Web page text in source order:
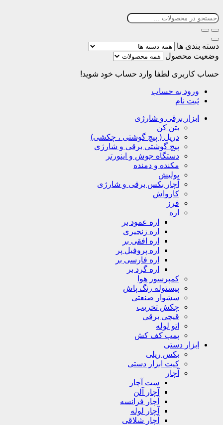
دسته بندی ها
وضعیت محصول
حساب کاربری لطفا وارد حساب خود شوید!
ورود به حساب
ثبت نام
ابزار برقی و شارژی
بتن کن
دریل ( پیچ گوشتی ، چکشی)
پیچ گوشتی برقی و شارژی
دستگاه جوش و اینورتر
مکنده و دمنده
پولیش
آچار بکس برقی و شارژی
کارواش
فرز
اره
اره عمود بر
اره زنجیری
اره افقی بر
اره پروفیل پر
اره فارسی بر
اره گرد بر
کمپرسور هوا
پیستوله رنگ پاش
سشوار صنعتی
چکش تخریب
قیچی برقی
اتو لوله
پمپ کف کش
ابزار دستی
بکس ریلی
کیت ابزار دستی
آچار
ست آچار
آچار آلن
آچار فرانسه
آچار لوله
آچار شلاقی